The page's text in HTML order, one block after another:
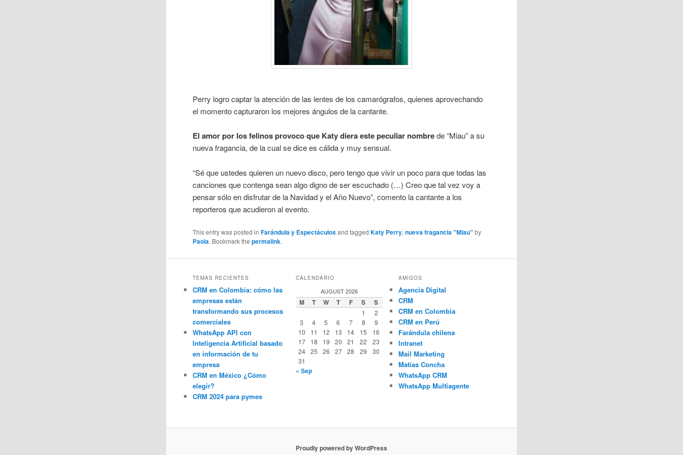
Perry logro captar la atención de las lentes de los camarógrafos, quienes aprovechando
el momento capturaron los mejores ángulos de la cantante.
El amor por los felinos provoco que Katy diera este peculiar nombrede “Miau” a su
nueva fragancia, de la cual se dice es cálida y muy sensual.
“Sé que ustedes quieren un nuevo disco, pero tengo que vivir un poco para que todas las
canciones que contenga sean algo digno de ser escuchado (…) Creo que tal vez voy a
pensar sólo en disfrutar de la Navidad y el Año Nuevo”, comento la cantante a los
reporteros que acudieron al evento.
This entry was posted inFarándula y Espectáculosand taggedKaty Perry,nueva fragancia "Miau" by
Paola. Bookmark thepermalink.
TEMAS RECIENTES
CRM en Colombia: cómo las
empresas están
transformando sus procesos
comerciales
WhatsApp API con
Inteligencia Artificial basado
en información de tu
empresa
CRM en México ¿Cómo
elegir?
CRM 2024 para pymes
CALENDARIO
AUGUST 2026
M T W T F S S
1
2
3
4 5 6 7 8
9
10
11 12 13 14 15
16
17
18 19 20 21 22
23
24
25 26 27 28 29
30
31
« Sep
AMIGOS
Agencia Digital
CRM
CRM en Colombia
CRM en Perú
Farándula chilena
Intranet
Mail Marketing
Matias Concha
WhatsApp CRM
WhatsApp Multiagente
Proudly powered by WordPress